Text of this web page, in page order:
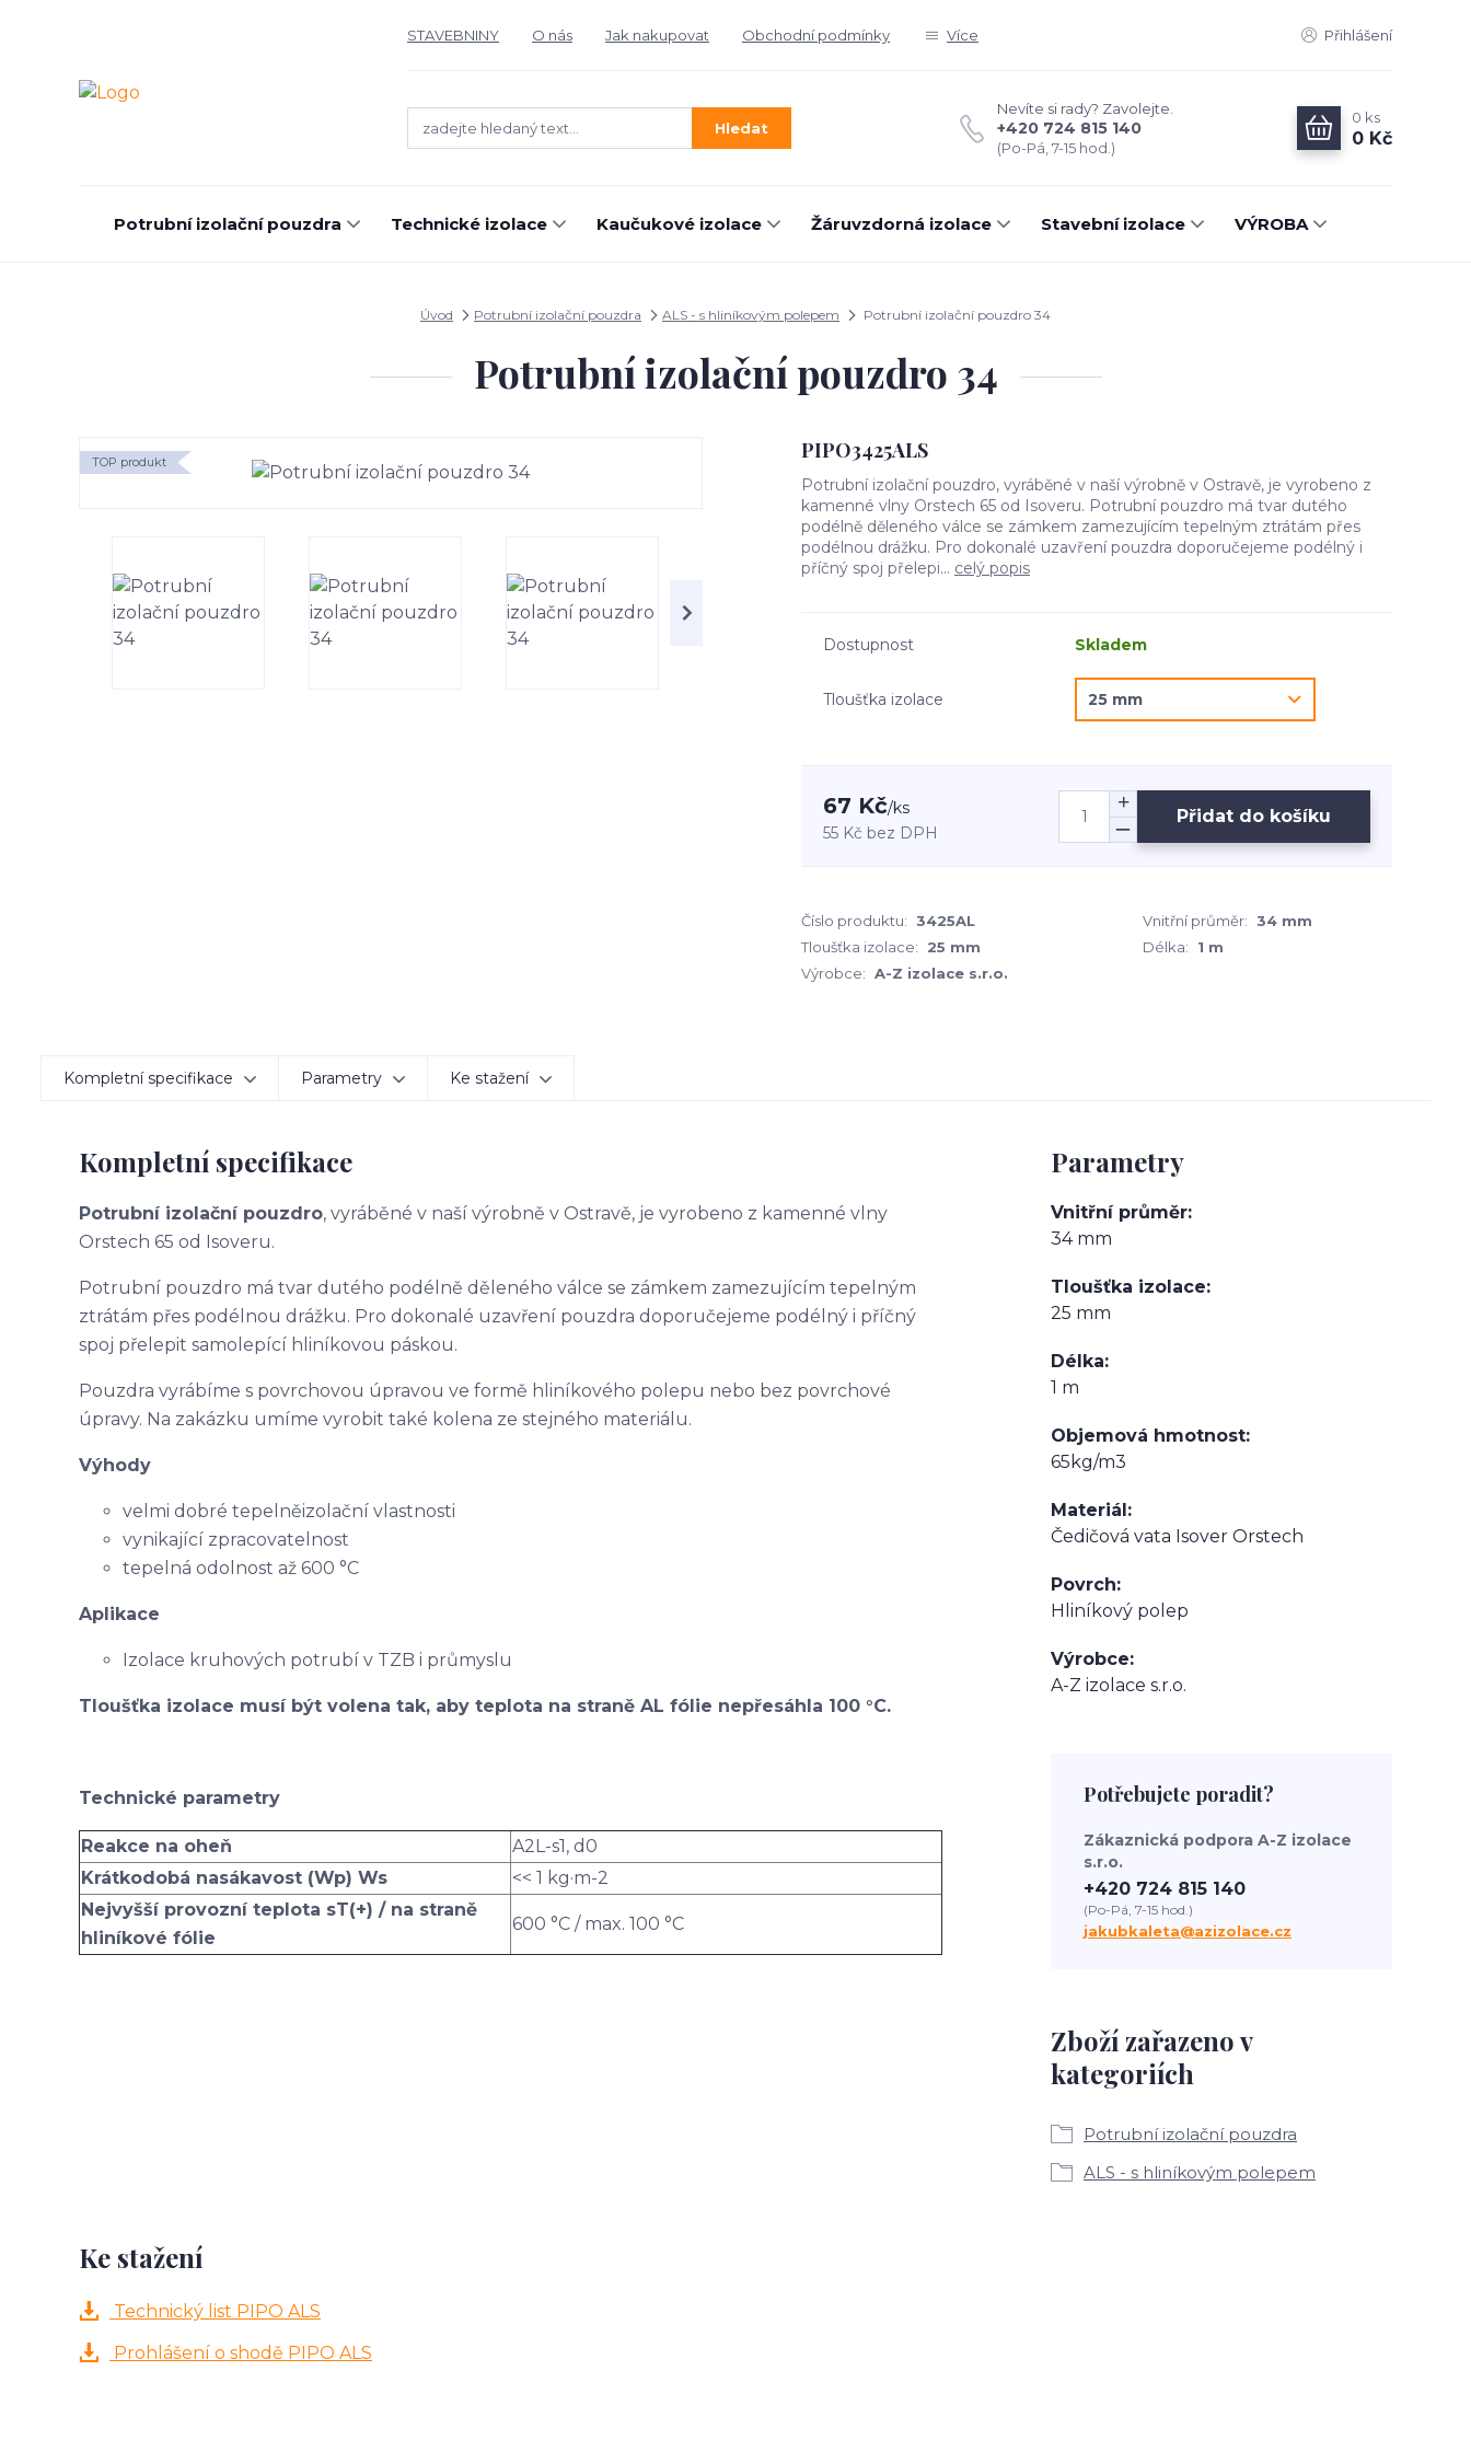
STAVEBNINY O nás Jak nakupovat Obchodní podmínky Více Přihlášení
Hledat
Nevíte si rady? Zavolejte.
+420 724 815 140
(Po-Pá, 7-15 hod.)
0 ks
0 Kč
Potrubní izolační pouzdra Technické izolace Kaučukové izolace Žáruvzdorná izolace Stavební izolace VÝROBA
Úvod Potrubní izolační pouzdra ALS - s hliníkovým polepem Potrubní izolační pouzdro 34
Potrubní izolační pouzdro 34
TOP produkt PIPO3425ALS
Potrubní izolační pouzdro, vyráběné v naší výrobně v Ostravě, je vyrobeno z
kamenné vlny Orstech 65 od Isoveru. Potrubní pouzdro má tvar dutého
podélně děleného válce se zámkem zamezujícím tepelným ztrátám přes
podélnou drážku. Pro dokonalé uzavření pouzdra doporučejeme podélný i
příčný spoj přelepi... celý popis
Dostupnost Skladem
Tloušťka izolace
67 Kč/ks
55 Kč bez DPH
Přidat do košíku
Číslo produktu: 3425AL Vnitřní průměr: 34 mm
Tloušťka izolace:
25 mm Délka:
1 m
Výrobce: A-Z izolace s.r.o.
Kompletní specifikace Parametry Ke stažení
Kompletní specifikace
Potrubní izolační pouzdro, vyráběné v naší výrobně v Ostravě, je vyrobeno z kamenné vlny
Orstech 65 od Isoveru.
Potrubní pouzdro má tvar dutého podélně děleného válce se zámkem zamezujícím tepelným
ztrátám přes podélnou drážku. Pro dokonalé uzavření pouzdra doporučejeme podélný i příčný
spoj přelepit samolepící hliníkovou páskou.
Pouzdra vyrábíme s povrchovou úpravou ve formě hliníkového polepu nebo bez povrchové
úpravy. Na zakázku umíme vyrobit také kolena ze stejného materiálu.
Výhody
velmi dobré tepelněizolační vlastnosti
vynikající zpracovatelnost
tepelná odolnost až 600 °C
Aplikace
Izolace kruhových potrubí v TZB i průmyslu
Tloušťka izolace musí být volena tak, aby teplota na straně AL fólie nepřesáhla 100 °C.
Technické parametry
Reakce na oheň
A2L-s1, d0
Krátkodobá nasákavost (Wp) Ws
<< 1 kg·m-2
Nejvyšší provozní teplota sT(+) / na straně
hliníkové fólie
600 °C / max. 100 °C
Parametry
Vnitřní průměr
34 mm
Tloušťka izolace
25 mm
Délka
1 m
Objemová hmotnost
65kg/m3
Materiál
Čedičová vata Isover Orstech
Povrch
Hliníkový polep
Výrobce
A-Z izolace s.r.o.
Zboží zařazeno v
kategoriích
Potrubní izolační pouzdra
ALS - s hliníkovým polepem
Potřebujete poradit?
Zákaznická podpora A-Z izolace
s.r.o.
+420 724 815 140
(Po-Pá, 7-15 hod.)
jakubkaleta@azizolace.cz
Ke stažení
Technický list PIPO ALS
Prohlášení o shodě PIPO ALS